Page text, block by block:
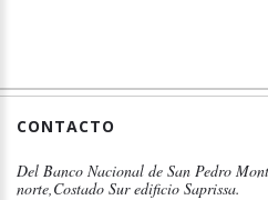
CONTACTO
Del Banco Nacional de San Pedro
norte,Costado Sur edificio Saprissa.